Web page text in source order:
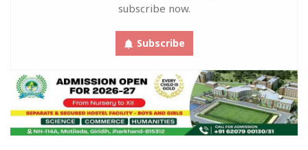
subscribe now.
Subscribe